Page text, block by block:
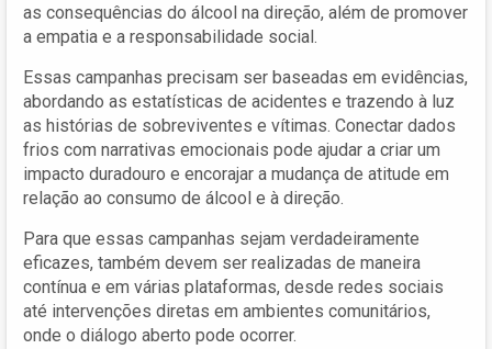
as consequências do álcool na direção, além de promover
a empatia e a responsabilidade social.
Essas campanhas precisam ser baseadas em evidências,
abordando as estatísticas de acidentes e trazendo à luz
as histórias de sobreviventes e vítimas. Conectar dados
frios com narrativas emocionais pode ajudar a criar um
impacto duradouro e encorajar a mudança de atitude em
relação ao consumo de álcool e à direção.
Para que essas campanhas sejam verdadeiramente
eficazes, também devem ser realizadas de maneira
contínua e em várias plataformas, desde redes sociais
até intervenções diretas em ambientes comunitários,
onde o diálogo aberto pode ocorrer.